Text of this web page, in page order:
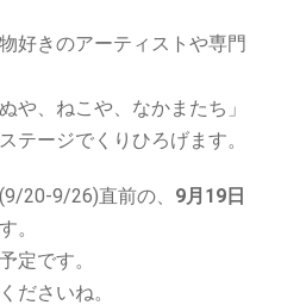
好きのアーティストや専門
や、ねこや、なかまたち」
テージでくりひろげます。
20-9/26)直前の、 9月19日
。
定です。
ださいね。